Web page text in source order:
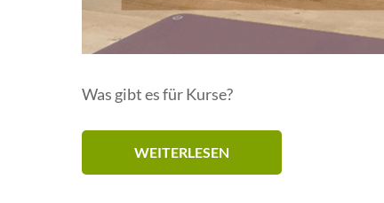
Was gibt es für Kurse?
WEITERLESEN